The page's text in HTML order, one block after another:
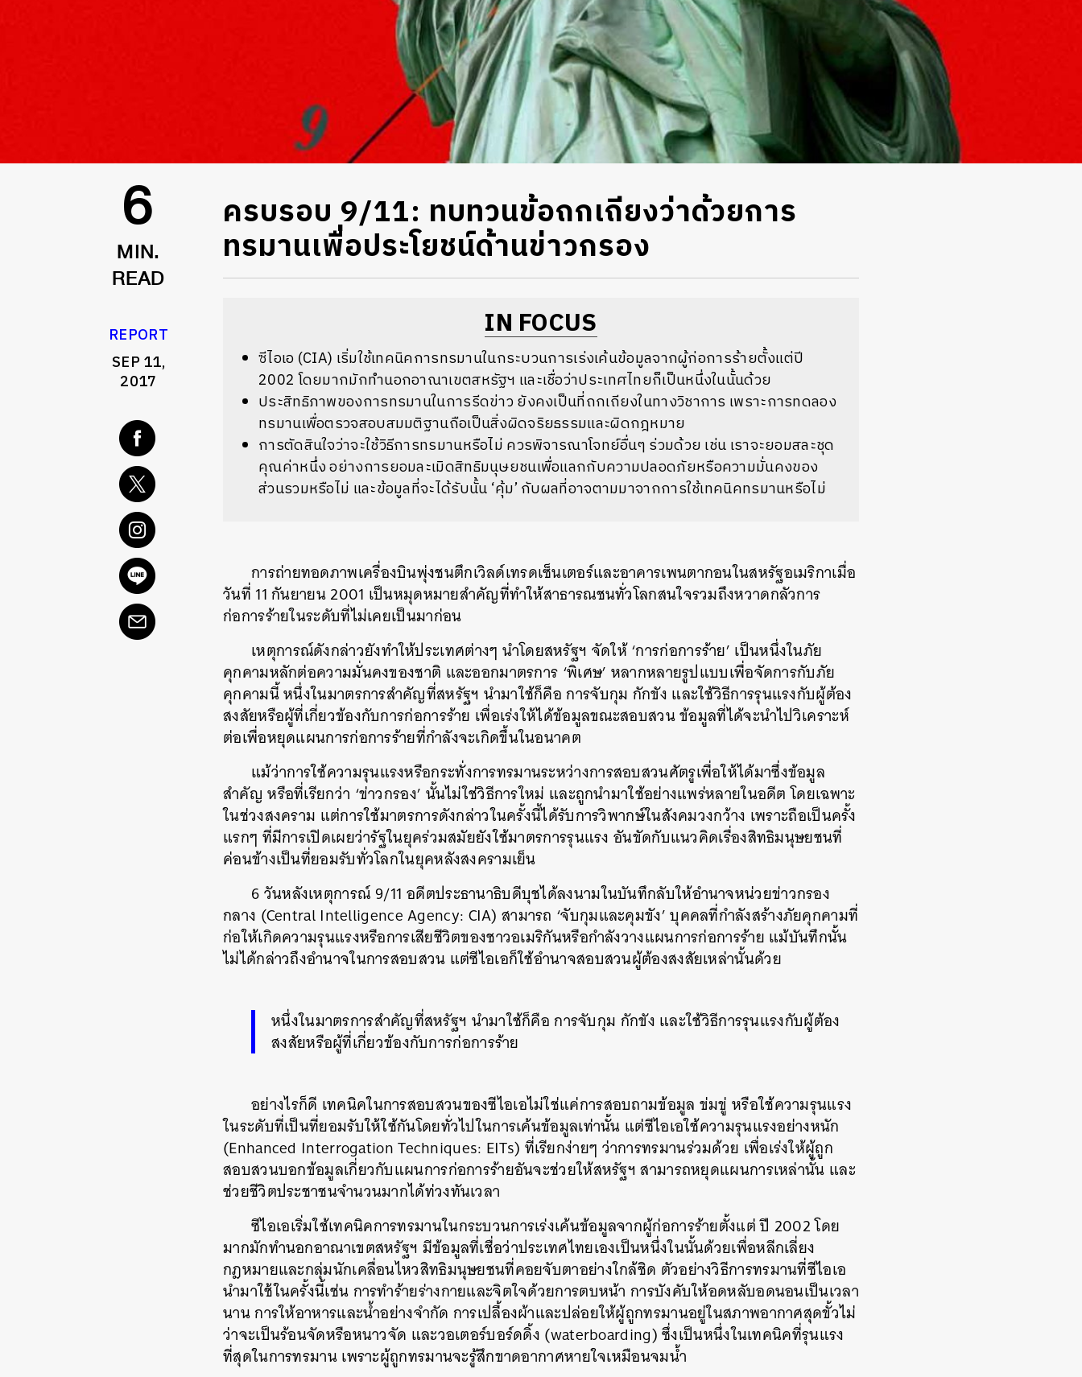
6
MIN.
READ
REPORT
SEP 11,
2017
​ครบรอบ 9/11: ทบทวนข้อถกเถียงว่าด้วยการ
ทรมานเพื่อประโยชน์ด้านข่าวกรอง
IN FOCUS
ซีไอเอ (CIA) เริ่มใช้เทคนิคการทรมานในกระบวนการเร่งเค้นข้อมูลจากผู้ก่อการร้ายตั้งแต่ปี
2002 โดยมากมักทำนอกอาณาเขตสหรัฐฯ และเชื่อว่าประเทศไทยก็เป็นหนึ่งในนั้นด้วย
ประสิทธิภาพของการทรมานในการรีดข่าว ยังคงเป็นที่ถกเถียงในทางวิชาการ เพราะการทดลอง
ทรมานเพื่อตรวจสอบสมมติฐานถือเป็นสิ่งผิดจริยธรรมและผิดกฎหมาย
การตัดสินใจว่าจะใช้วิธีการทรมานหรือไม่ ควรพิจารณาโจทย์อื่นๆ ร่วมด้วย เช่น เราจะยอมสละชุด
คุณค่าหนึ่ง อย่างการยอมละเมิดสิทธิมนุษยชนเพื่อแลกกับความปลอดภัยหรือความมั่นคงของ
ส่วนรวมหรือไม่ และข้อมูลที่จะได้รับนั้น ‘คุ้ม’ กับผลที่อาจตามมาจากการใช้เทคนิคทรมานหรือไม่
การถ่ายทอดภาพเครื่องบินพุ่งชนตึกเวิลด์เทรดเซ็นเตอร์และอาคารเพนตากอนในสหรัฐอเมริกาเมื่อ
วันที่ 11 กันยายน 2001 เป็นหมุดหมายสำคัญที่ทำให้สาธารณชนทั่วโลกสนใจรวมถึงหวาดกลัวการ
ก่อการร้ายในระดับที่ไม่เคยเป็นมาก่อน
เหตุการณ์ดังกล่าวยังทำให้ประเทศต่างๆ นำโดยสหรัฐฯ จัดให้ ‘การก่อการร้าย’ เป็นหนึ่งในภัย
คุกคามหลักต่อความมั่นคงของชาติ และออกมาตรการ ‘พิเศษ’ หลากหลายรูปแบบเพื่อจัดการกับภัย
คุกคามนี้ หนึ่งในมาตรการสำคัญที่สหรัฐฯ นำมาใช้ก็คือ การจับกุม กักขัง และใช้วิธีการรุนแรงกับผู้ต้อง
สงสัยหรือผู้ที่เกี่ยวข้องกับการก่อการร้าย เพื่อเร่งให้ได้ข้อมูลขณะสอบสวน ข้อมูลที่ได้จะนำไปวิเคราะห์
ต่อเพื่อหยุดแผนการก่อการร้ายที่กำลังจะเกิดขึ้นในอนาคต
แม้ว่าการใช้ความรุนแรงหรือกระทั่งการทรมานระหว่างการสอบสวนศัตรูเพื่อให้ได้มาซึ่งข้อมูล
สำคัญ หรือที่เรียกว่า ‘ข่าวกรอง’ นั้นไม่ใช่วิธีการใหม่ และถูกนำมาใช้อย่างแพร่หลายในอดีต โดยเฉพาะ
ในช่วงสงคราม แต่การใช้มาตรการดังกล่าวในครั้งนี้ได้รับการวิพากษ์ในสังคมวงกว้าง เพราะถือเป็นครั้ง
แรกๆ ที่มีการเปิดเผยว่ารัฐในยุคร่วมสมัยยังใช้มาตรการรุนแรง อันขัดกับแนวคิดเรื่องสิทธิมนุษยชนที่
ค่อนข้างเป็นที่ยอมรับทั่วโลกในยุคหลังสงครามเย็น
6 วันหลังเหตุการณ์ 9/11 อดีตประธานาธิบดีบุชได้ลงนามในบันทึกลับให้อำนาจหน่วยข่าวกรอง
กลาง (Central Intelligence Agency: CIA) สามารถ ‘จับกุมและคุมขัง’ บุคคลที่กำลังสร้างภัยคุกคามที่
ก่อให้เกิดความรุนแรงหรือการเสียชีวิตของชาวอเมริกันหรือกำลังวางแผนการก่อการร้าย แม้บันทึกนั้น
ไม่ได้กล่าวถึงอำนาจในการสอบสวน แต่ซีไอเอก็ใช้อำนาจสอบสวนผู้ต้องสงสัยเหล่านั้นด้วย
หนึ่งในมาตรการสำคัญที่สหรัฐฯ นำมาใช้ก็คือ การจับกุม กักขัง และใช้วิธีการรุนแรงกับผู้ต้อง
สงสัยหรือผู้ที่เกี่ยวข้องกับการก่อการร้าย
อย่างไรก็ดี เทคนิคในการสอบสวนของซีไอเอไม่ใช่แค่การสอบถามข้อมูล ข่มขู่ หรือใช้ความรุนแรง
ในระดับที่เป็นที่ยอมรับให้ใช้กันโดยทั่วไปในการเค้นข้อมูลเท่านั้น แต่ซีไอเอใช้ความรุนแรงอย่างหนัก
(Enhanced Interrogation Techniques: EITs) ที่เรียกง่ายๆ ว่าการทรมานร่วมด้วย เพื่อเร่งให้ผู้ถูก
สอบสวนบอกข้อมูลเกี่ยวกับแผนการก่อการร้ายอันจะช่วยให้สหรัฐฯ สามารถหยุดแผนการเหล่านั้น และ
ช่วยชีวิตประชาชนจำนวนมากได้ท่วงทันเวลา
ซีไอเอเริ่มใช้เทคนิคการทรมานในกระบวนการเร่งเค้นข้อมูลจากผู้ก่อการร้ายตั้งแต่ ปี 2002 โดย
มากมักทำนอกอาณาเขตสหรัฐฯ มีข้อมูลที่เชื่อว่าประเทศไทยเองเป็นหนึ่งในนั้นด้วยเพื่อหลีกเลี่ยง
กฎหมายและกลุ่มนักเคลื่อนไหวสิทธิมนุษยชนที่คอยจับตาอย่างใกล้ชิด ตัวอย่างวิธีการทรมานที่ซีไอเอ
นำมาใช้ในครั้งนี้เช่น การทำร้ายร่างกายและจิตใจด้วยการตบหน้า การบังคับให้อดหลับอดนอนเป็นเวลา
นาน การให้อาหารและน้ำอย่างจำกัด การเปลื้องผ้าและปล่อยให้ผู้ถูกทรมานอยู่ในสภาพอากาศสุดขั้วไม่
ว่าจะเป็นร้อนจัดหรือหนาวจัด และวอเตอร์บอร์ดดิ้ง (waterboarding) ซึ่งเป็นหนึ่งในเทคนิคที่รุนแรง
ที่สุดในการทรมาน เพราะผู้ถูกทรมานจะรู้สึกขาดอากาศหายใจเหมือนจมน้ำ
SHARE TWEET LINE EMAIL